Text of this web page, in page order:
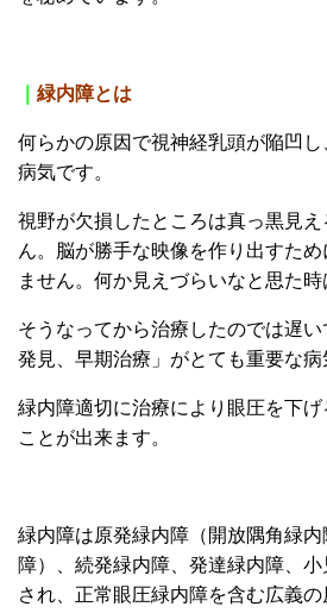
緑内障とは
何らかの原因で視神経乳頭が陥凹
病気です。
視野が欠損したところは真っ黒見
ん。脳が勝手な映像を作り出すた
ません。何か見えづらいなと思た時
そうなってから治療したのでは遅
発見、早期治療」がとても重要な病
緑内障適切に治療により 眼圧を下
ことが出来ます。
緑内障は原発緑内障（開放隅角緑
障）、続発緑内障、発達緑内障、
され、正常眼圧緑内障を含む広義